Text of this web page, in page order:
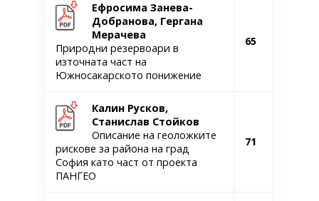
Ефросима Занева-
Добранова, Гергана
Мерачева
Природни резервоари в
източната част на
Южносакарското понижение
65
Калин Русков,
Станислав Стойков
Описание на геоложките
рискове за района на град
София като част от проекта
ПАНГЕО
71